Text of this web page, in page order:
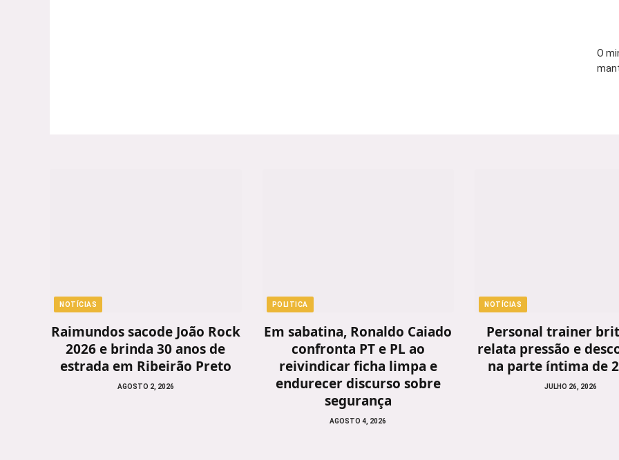
O
NOTÍCIAS
Raimundos sacode João Rock
2026 e brinda 30 anos de
estrada em Ribeirão Preto
AGOSTO 2, 2026
POLITICA
Em sabatina, Ronaldo Caiado
confronta PT e PL ao
reivindicar ficha limpa e
endurecer discurso sobre
segurança
AGOSTO 4, 2026
NOTÍCIAS
Personal trainer
relata pressão e
na parte íntima de
JULHO 26, 2026